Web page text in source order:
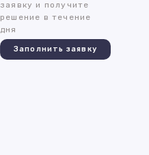
заявку и получите
решение в течение
дня
Заполнить заявку